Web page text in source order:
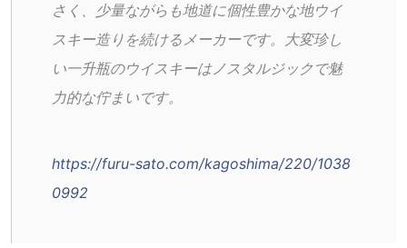
さく、少量ながらも地道に個性豊かな地ウイ
スキー造りを続けるメーカーです。大変珍し
い一升瓶のウイスキーはノスタルジックで魅
力的な佇まいです。
https://furu-sato.com/kagoshima/220/1038
0992